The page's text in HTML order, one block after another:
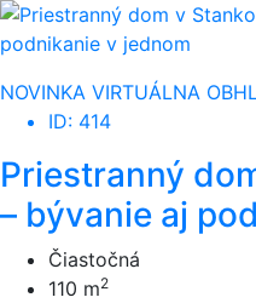
NOVINKA VIRTUÁLNA
ID: 414
Priestranný
– bývanie aj
Čiastočná
110 m2